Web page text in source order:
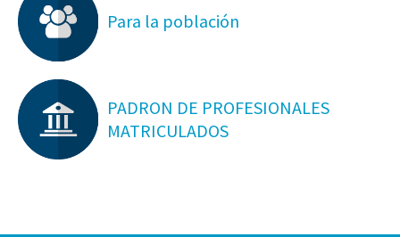
Para la población
PADRON DE PROFESIONALES
MATRICULADOS